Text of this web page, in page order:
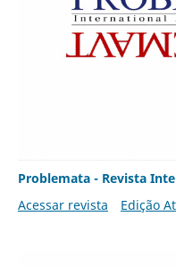
Problemata - Revista
Acessar revista
Edição